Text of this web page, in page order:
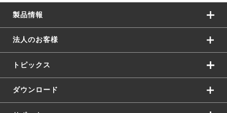
製品情報
法人のお客様
トピックス
ダウンロード